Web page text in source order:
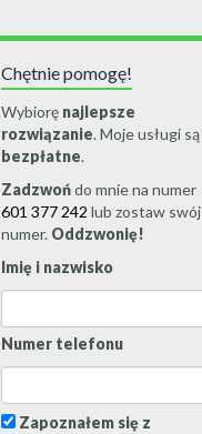
Chętnie pomogę!
Wybiorę najlepsze
rozwiązanie. Moje usługi są
bezpłatne.
Zadzwońdo mnie na numer
601 377 242 lub zostaw swój
numer. Oddzwonię!
Imię i nazwisko
Numer telefonu
Zapoznałem się z